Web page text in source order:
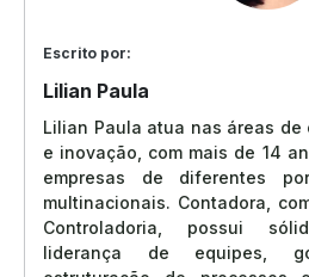
Escrito por:
Lilian Paula
Lilian Paula atua nas áreas
e inovação, com mais de 14
empresas de diferentes
multinacionais. Contadora,
Controladoria, possui
liderança de equipes,